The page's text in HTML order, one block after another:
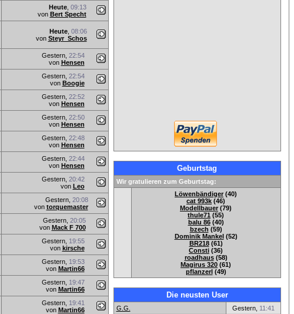
Heute, 09:13
von Bert Specht
Heute, 08:06
von Steyr_Schos
Gestern, 22:54
von Hensen
Gestern, 22:54
von Boogie
Gestern, 22:52
von Hensen
Gestern, 22:50
von Hensen
Gestern, 22:48
von Hensen
Gestern, 22:44
von Hensen
Gestern, 20:42
von Leo
Gestern, 20:08
von torquemaster
Gestern, 20:05
von Mack F 700
Gestern, 19:55
von kirsche
Gestern, 19:53
von Martin66
Gestern, 19:47
von Martin66
Gestern, 19:41
von Martin66
Geburtstag
Wir gratulieren zum Geburtstag:
Löwenbändiger (40)
cat 993k (46)
Modellbauer (79)
thule71 (55)
balu 86(40)
bzech (59)
Dominik Mankel(52)
BR218(61)
Consti (36)
roadhaus(58)
Magirus 320 (61)
pflanzerl(49)
Die neusten User
G.G. Gestern, 11:41